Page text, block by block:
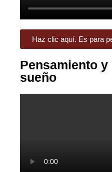
Haz clic aquí. Es para
Pensamiento
sueño